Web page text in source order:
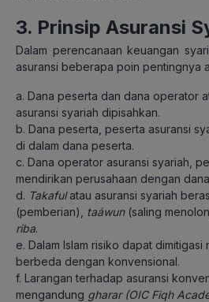
3. Prinsip Asuransi
Dalam perencanaan keuangan
asuransi beberapa poin pentingnya
a. Dana peserta dan dana operator
asuransi syariah dipisahkan.
b. Dana peserta, peserta asuransi
di dalam dana peserta.
c. Dana operator asuransi syariah,
mendirikan perusahaan dengan
d. Takafulatau asuransi syariah
(pemberian), taáwun (saling
riba.
e. Dalam Islam risiko dapat
berbeda dengan konvensional.
f. Larangan terhadap asuransi
mengandung gharar (OIC Fiqh